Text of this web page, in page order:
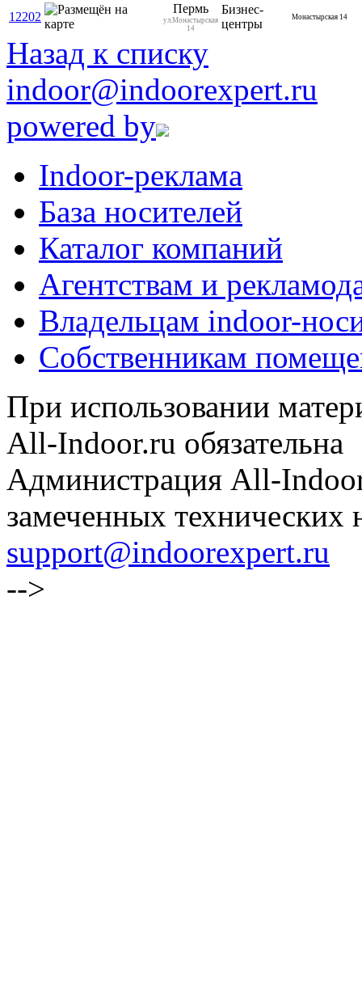
12202
Пермь
ул.Монастырская
14
Бизнес-
центры
Монастырская 14
Назад к списку
indoor@indoorexpert.ru
powered by
Indoor-реклама
База носителей
Каталог компаний
Агентствам и
Владельцам indoor-
Собственникам
При использовании
All-Indoor.ru обязательна
Администрация All-
замеченных технических
support@indoorexpert.ru
-->